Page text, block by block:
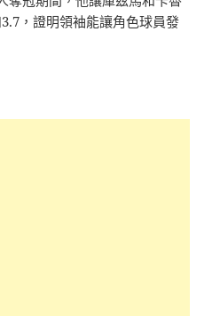
，證明領袖能讓角色球員發